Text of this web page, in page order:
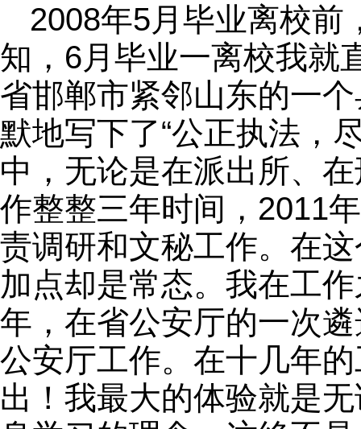
2008年5月毕业离校前
知，6月毕业一离校我就
省邯郸市紧邻山东的一
默地写下了“公正执法，
中，无论是在派出所、
作整整三年时间，2011
责调研和文秘工作。在
加点却是常态。我在工
年，在省公安厅的一次
公安厅工作。在十几年
出！我最大的体验就是